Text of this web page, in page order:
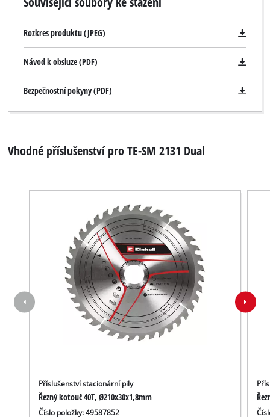
K načtení služby Google Maps
potřebujeme váš souhlas!
Rozkres produktu (JPEG)
Návod k obsluze (PDF)
Bezpečnostní pokyny (PDF)
Vhodné příslušenství pro TE-SM 2131 Dual
Příslušenství stacionární pily
Řezný kotouč 40T, Ø210x30x1,8mm
Číslo položky: 49587852